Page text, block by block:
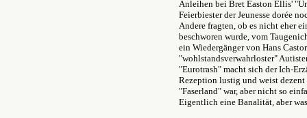
Anleihen bei Bret Easton Ellis'
Feierbiester der Jeunesse dorée
Andere fragten, ob es nicht eher
beschworen wurde, vom
ein Wiedergänger von Hans
"wohlstandsverwahrloster"
"Eurotrash" macht sich der Ich-
Rezeption lustig und weist dezent
"Faserland" war, aber nicht so
Eigentlich eine Banalität, aber